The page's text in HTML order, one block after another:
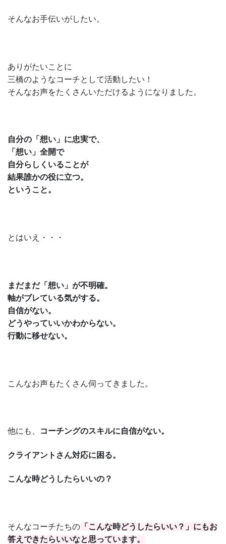
そんなお手伝いがしたい。
ありがたいことに
三橋のようなコーチとして活動したい！
そんなお声をたくさんいただけるようになりました。
自分の「想い」に忠実で、
「想い」全開で
自分らしくいることが
結果誰かの役に立つ。
ということ。
とはいえ・・・
まだまだ「想い」が不明確。
軸がブレている気がする。
自信がない。
どうやっていいかわからない。
行動に移せない。
こんなお声もたくさん伺ってきました。
他にも、 コーチングのスキルに自信がない。
クライアントさん対応に困る。
こんな時どうしたらいいの？
そんなコーチたちの 「こんな時どうしたらいい？」にもお
答えできたらいいなと思っています。